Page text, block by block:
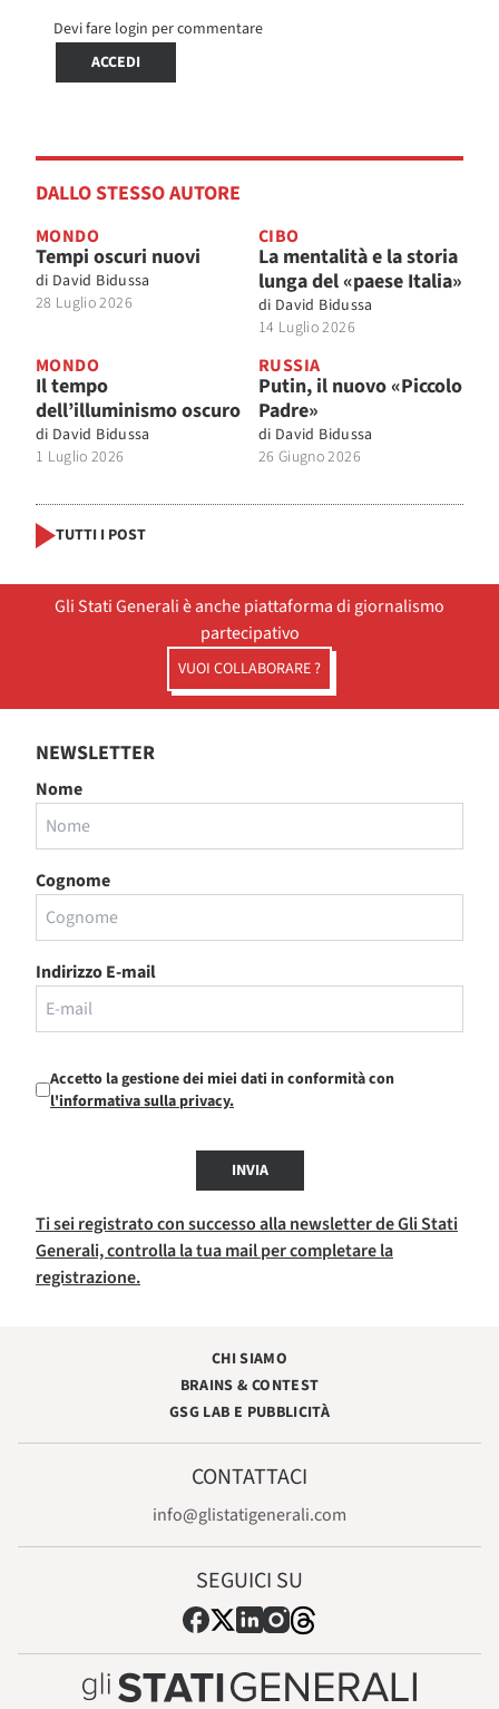
Devi fare login per commentare
ACCEDI
DALLO STESSO AUTORE
MONDO
Tempi oscuri nuovi
di David Bidussa
28 Luglio 2026
CIBO
La mentalità e la storia
lunga del «paese Italia»
di David Bidussa
14 Luglio 2026
MONDO
Il tempo
dell’illuminismo oscuro
di David Bidussa
1 Luglio 2026
RUSSIA
Putin, il nuovo «Piccolo
Padre»
di David Bidussa
26 Giugno 2026
TUTTI I POST
Gli Stati Generali è anche piattaforma di giornalismo
partecipativo
VUOI COLLABORARE ?
NEWSLETTER
Nome
Cognome
Indirizzo E-mail
Accetto la gestione dei miei dati in conformità con
l'informativa sulla privacy.
INVIA
Ti sei registrato con successo alla newsletter de Gli Stati
Generali, controlla la tua mail per completare la
registrazione.
CHI SIAMO
BRAINS & CONTEST
GSG LAB E PUBBLICITÀ
CONTATTACI
info@glistatigenerali.com
SEGUICI SU